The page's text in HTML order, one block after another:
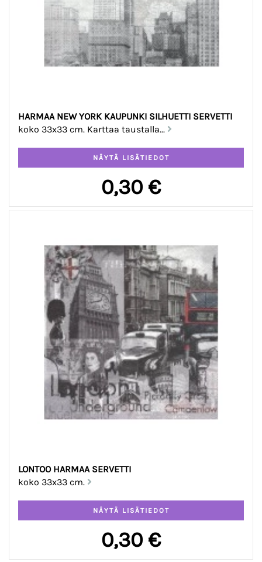
HARMAA NEW YORK KAUPUNKI SILHUETTI SERVETTI
koko 33x33 cm. Karttaa taustalla...
0,30 €
LONTOO HARMAA SERVETTI
koko 33x33 cm.
0,30 €